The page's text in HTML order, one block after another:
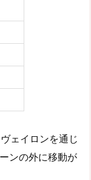
ェイロンを通じ
ンの外に移動が